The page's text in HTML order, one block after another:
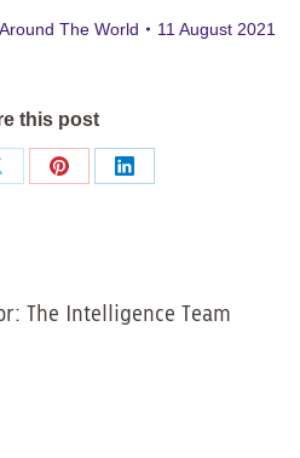
The World 11 August 2021
this post
Share
Share
The Intelligence Team